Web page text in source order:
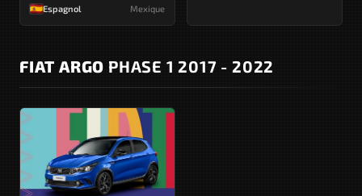
Espagnol Mexique
FIAT ARGO PHASE 1 2017 - 2022